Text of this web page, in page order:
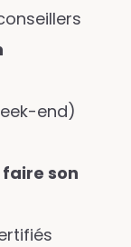
end)
faire son